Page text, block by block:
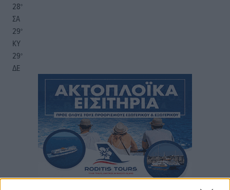
28°
ΣΑ
29°
ΚΥ
29°
ΔΕ